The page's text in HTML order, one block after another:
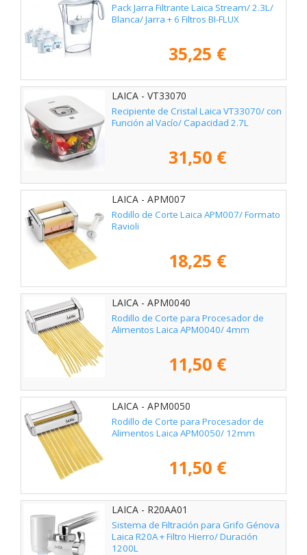
Pack Jarra Filtrante Laica Stream/ 2.3L/
Blanca/ Jarra + 6 Filtros BI-FLUX
35,25 €
LAICA - VT33070
Recipiente de Cristal Laica VT33070/ con
Función al Vacío/ Capacidad 2.7L
31,50 €
LAICA - APM007
Rodillo de Corte Laica APM007/ Formato
Ravioli
18,25 €
LAICA - APM0040
Rodillo de Corte para Procesador de
Alimentos Laica APM0040/ 4mm
11,50 €
LAICA - APM0050
Rodillo de Corte para Procesador de
Alimentos Laica APM0050/ 12mm
11,50 €
LAICA - R20AA01
Sistema de Filtración para Grifo Génova
Laica R20A + Filtro Hierro/ Duración
1200L